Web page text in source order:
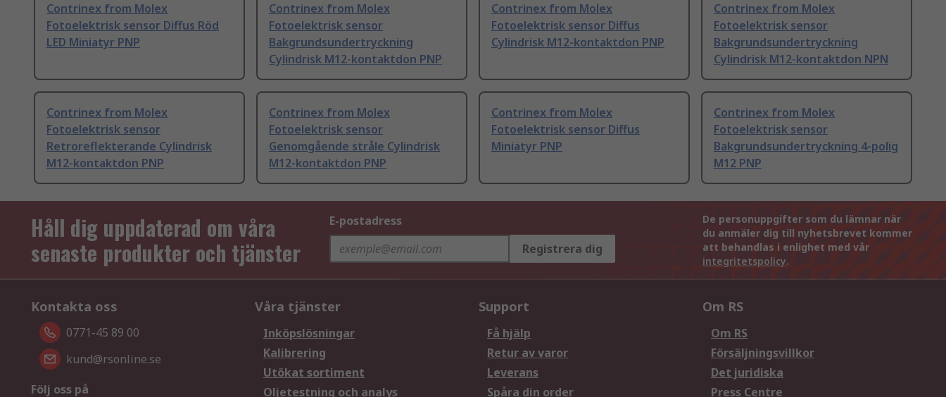
Contrinex from Molex
Fotoelektrisk sensor Diffus Röd
LED Miniatyr PNP
Contrinex from Molex
Fotoelektrisk sensor
Bakgrundsundertryckning
Cylindrisk M12-kontaktdon PNP
Contrinex from Molex
Fotoelektrisk sensor Diffus
Cylindrisk M12-kontaktdon PNP
Contrinex from Molex
Fotoelektrisk sensor
Bakgrundsundertryckning
Cylindrisk M12-kontaktdon NPN
Contrinex from Molex
Fotoelektrisk sensor
Retroreflekterande Cylindrisk
M12-kontaktdon PNP
Contrinex from Molex
Fotoelektrisk sensor
Genomgående stråle Cylindrisk
M12-kontaktdon PNP
Contrinex from Molex
Fotoelektrisk sensor Diffus
Miniatyr PNP
Contrinex from Molex
Fotoelektrisk sensor
Bakgrundsundertryckning 4-polig
M12 PNP
Håll dig uppdaterad om våra
senaste produkter och tjänster
E-postadress
Registrera dig
De personuppgifter som du lämnar när
du anmäler dig till nyhetsbrevet kommer
att behandlas i enlighet med vår
integritetspolicy.
Kontakta oss
0771-45 89 00
kund@rsonline.se
Följ oss på
Våra tjänster
Inköpslösningar
Kalibrering
Utökat sortiment
Oljetestning och analys
Support
Få hjälp
Retur av varor
Leverans
Spåra din order
Om RS
Om RS
Försäljningsvillkor
Det juridiska
Press Centre